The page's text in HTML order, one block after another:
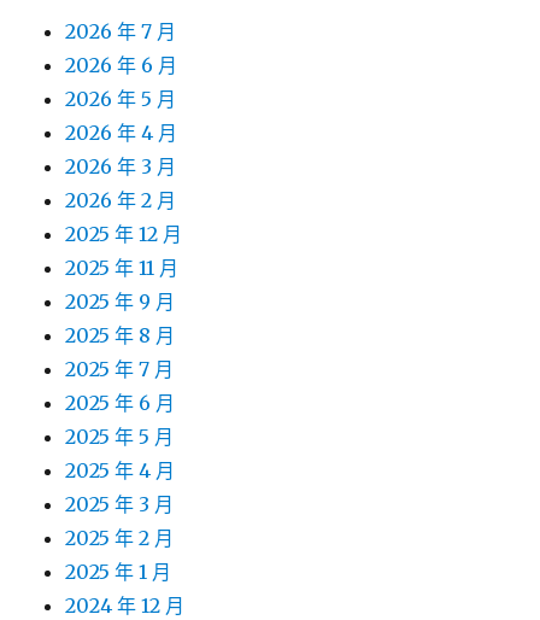
2026 年 7 月
2026 年 6 月
2026 年 5 月
2026 年 4 月
2026 年 3 月
2026 年 2 月
2025 年 12 月
2025 年 11 月
2025 年 9 月
2025 年 8 月
2025 年 7 月
2025 年 6 月
2025 年 5 月
2025 年 4 月
2025 年 3 月
2025 年 2 月
2025 年 1 月
2024 年 12 月